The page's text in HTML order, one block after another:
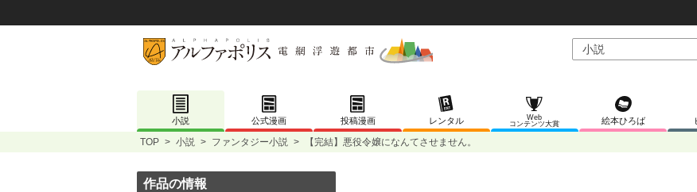
小説 公式漫画 投稿漫画 レンタル
Web
コンテンツ大賞
絵本ひろば
TOP > 小説 > ファンタジー小説 > 【完結】悪役令嬢になんてさせません。
作品の情報